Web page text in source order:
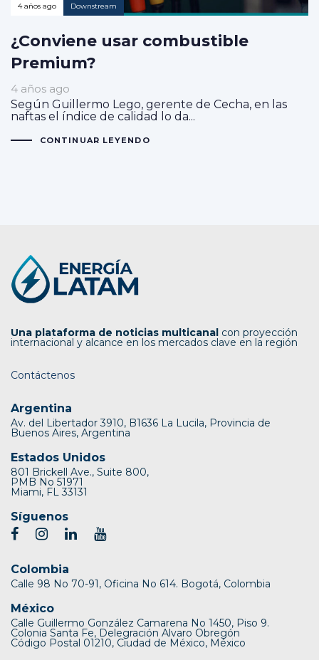
4 años ago Downstream
¿Conviene usar combustible
Premium?
4 años ago
Según Guillermo Lego, gerente de Cecha, en las
naftas el índice de calidad lo da...
CONTINUAR LEYENDO
Una plataforma de noticias multicanal con proyección
internacional y alcance en los mercados clave en la región
Contáctenos
Argentina
Av. del Libertador 3910, B1636 La Lucila, Provincia de
Buenos Aires, Argentina
Estados Unidos
801 Brickell Ave., Suite 800,
PMB No 51971
Miami, FL 33131
Síguenos
Colombia
Calle 98 No 70-91, Oficina No 614. Bogotá, Colombia
México
Calle Guillermo González Camarena No 1450, Piso 9.
Colonia Santa Fe, Delegración Alvaro Obregón
Código Postal 01210, Ciudad de México, México